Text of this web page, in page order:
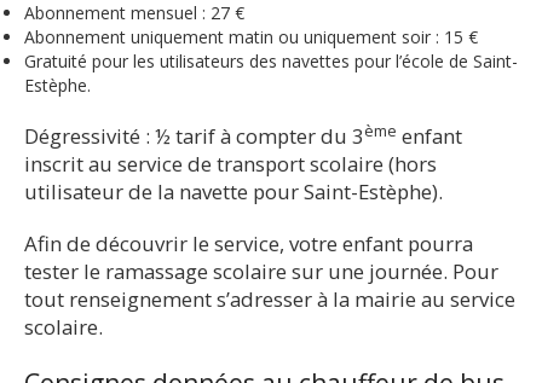
Abonnement mensuel : 27 €
Abonnement uniquement matin ou uniquement soir : 15 €
Gratuité pour les utilisateurs des navettes pour l’école de Saint-
Estèphe.
Dégressivité : ½ tarif à compter du 3ème enfant
inscrit au service de transport scolaire (hors
utilisateur de la navette pour Saint-Estèphe).
Afin de découvrir le service, votre enfant pourra
tester le ramassage scolaire sur une journée. Pour
tout renseignement s’adresser à la mairie au service
scolaire.